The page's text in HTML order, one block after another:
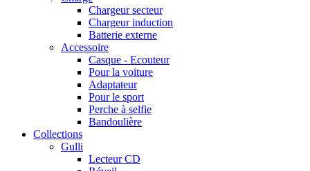
Chargeur secteur
Chargeur induction
Batterie externe
Accessoire
Casque - Ecouteur
Pour la voiture
Adaptateur
Pour le sport
Perche à selfie
Bandoulière
Collections
Gulli
Lecteur CD